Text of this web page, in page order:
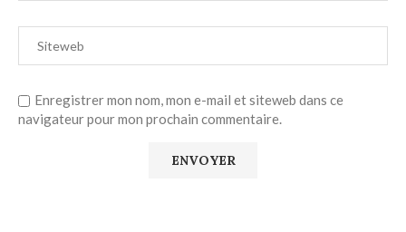
Enregistrer mon nom, mon e-mail et siteweb dans ce
navigateur pour mon prochain commentaire.